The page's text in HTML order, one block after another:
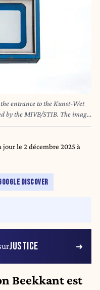
entrance to the Kunst-Wet
by the MIVB/STIB. The image
system and serves as a
… Brussels,
jour le 2 décembre 2025 à
DISCOVER
JUSTICE
Beekkant est